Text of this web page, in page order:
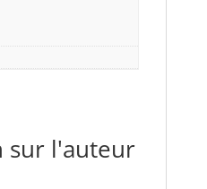
sur l'auteur